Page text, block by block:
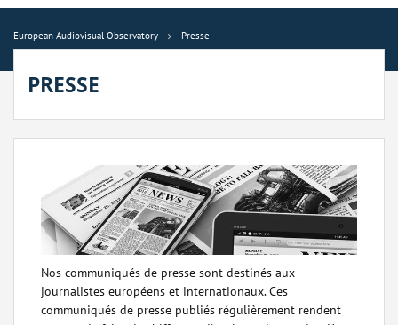
European Audiovisual Observatory Presse
PRESSE
Nos communiqués de presse sont destinés aux
journalistes européens et internationaux. Ces
communiqués de presse publiés régulièrement rendent